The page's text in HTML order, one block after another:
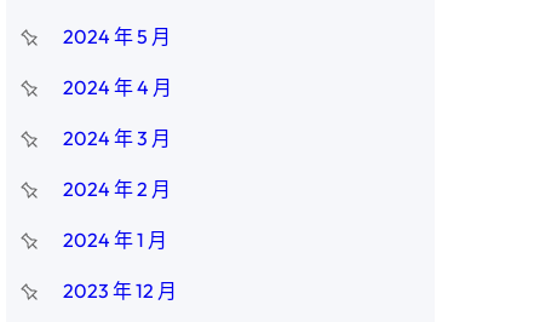
2024 年 5 月
2024 年 4 月
2024 年 3 月
2024 年 2 月
2024 年 1 月
2023 年 12 月